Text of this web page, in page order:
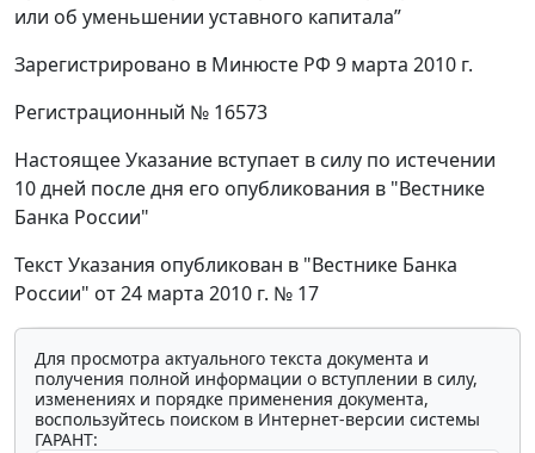
или об уменьшении уставного капитала”
Зарегистрировано в Минюсте РФ 9 марта 2010 г.
Регистрационный № 16573
Настоящее Указание вступает в силу по истечении
10 дней после дня его опубликования в "Вестнике
Банка России"
Текст Указания опубликован в "Вестнике Банка
России" от 24 марта 2010 г. № 17
Для просмотра актуального текста документа и
получения полной информации о вступлении в силу,
изменениях и порядке применения документа,
воспользуйтесь поиском в Интернет-версии системы
ГАРАНТ: